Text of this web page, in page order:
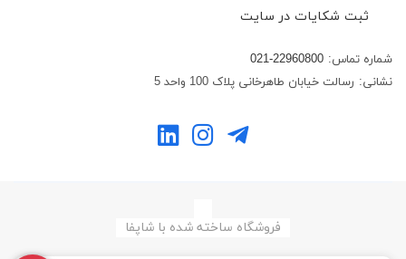
ثبت شکایات در سایت
شماره تماس: 021-22960800
نشانی: رسالت خیابان طاهرخانی پلاک 100 واحد 5
فروشگاه ساخته شده با شاپفا